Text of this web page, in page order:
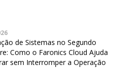
de Sistemas no Segundo
Como o Faronics Cloud Ajuda
sem Interromper a Operação